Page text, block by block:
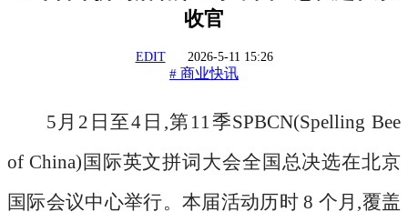
收官
EDIT 2026-5-11 15:26
# 商业快讯
5月2日至4日,第11季SPBCN(Spelling Bee
of China)国际英文拼词大会全国总决选在北京
国际会议中心举行。本届活动历时 8 个月,覆盖